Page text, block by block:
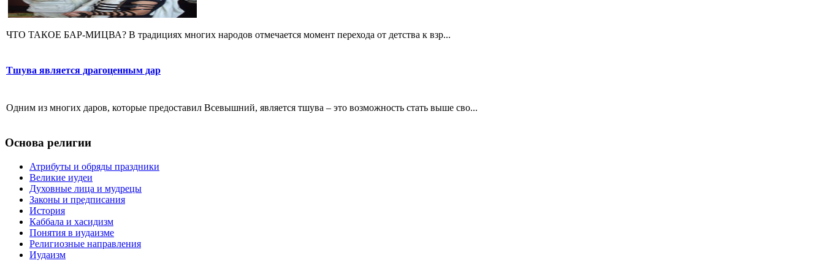
ЧТО ТАКОЕ БАР-МИЦВА? В традициях многих народов отмечается момент перехода от детства к взр...
Тшува является драгоценным дар
Одним из многих даров, которые предоставил Всевышний, является тшува – это возможность стать выше сво...
Основа религии
Атрибуты и обряды праздники
Великие иудеи
Духовные лица и мудрецы
Законы и предписания
История
Каббала и хасидизм
Понятия в иудаизме
Религиозные направления
Иудаизм